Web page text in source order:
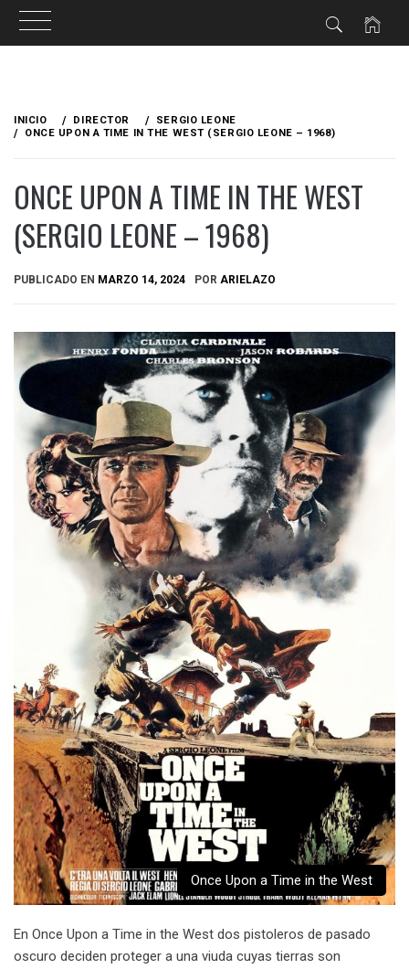
contenido
INICIO DIRECTOR
SERGIO LEONE
ONCE UPON A TIME IN THE WEST (SERGIO LEONE – 1968)
ONCE UPON A TIME IN THE WEST
(SERGIO LEONE – 1968)
PUBLICADO EN MARZO 14, 2024 POR ARIELAZO
Once Upon a Time in the West
En Once Upon a Time in the West dos pistoleros de pasado
oscuro deciden proteger a una viuda cuyas tierras son